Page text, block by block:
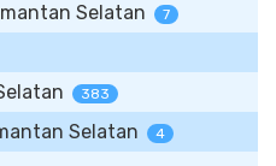
Selatan 7
383
Selatan 4